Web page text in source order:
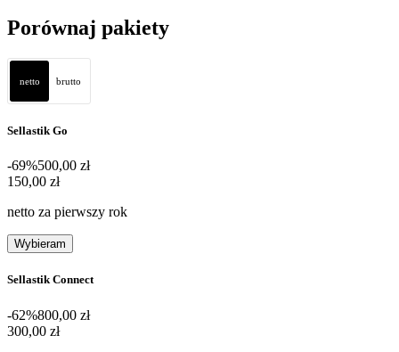
Porównaj pakiety
netto brutto
Sellastik Go
-69%500,00 zł
150,00 zł
150,00 zł
netto za pierwszy rok
Wybieram
Sellastik Connect
-62%800,00 zł
300,00 zł
300,00 zł